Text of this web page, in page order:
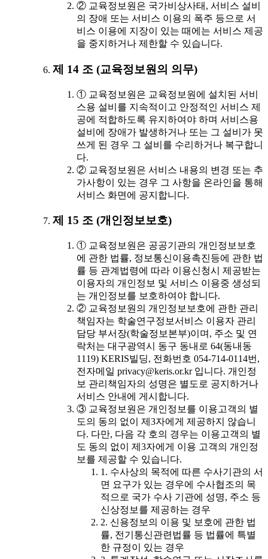
② 교육정보원은 국가비상사태, 서비스 설비
의 장애 또는 서비스 이용의 폭주 등으로 서
비스 이용에 지장이 있는 때에는 서비스 제공
을 중지하거나 제한할 수 있습니다.
제 14 조 (교육정보원의 의무)
① 교육정보원은 교육정보원에 설치된 서비
스용 설비를 지속적이고 안정적인 서비스 제
공에 적합하도록 유지하여야 하며 서비스용
설비에 장애가 발생하거나 또는 그 설비가 못
쓰게 된 경우 그 설비를 수리하거나 복구합니
다.
② 교육정보원은 서비스 내용의 변경 또는 추
가사항이 있는 경우 그 사항을 온라인을 통해
서비스 화면에 공지합니다.
제 15 조 (개인정보보호)
① 교육정보원은 공공기관의 개인정보보호
에 관한 법률, 정보통신이용촉진등에 관한 법
률 등 관계법령에 따라 이용신청시 제공받는
이용자의 개인정보 및 서비스 이용중 생성되
는 개인정보를 보호하여야 합니다.
② 교육정보원의 개인정보보호에 관한 관리
책임자는 학술연구정보서비스 이용자 관리
담당 부서장(학술정보본부)이며, 주소 및 연
락처는 대구광역시 동구 동내로 64(동내동
1119) KERIS빌딩, 전화번호 054-714-0114번,
전자메일 privacy@keris.or.kr 입니다. 개인정
보 관리책임자의 성명은 별도로 공지하거나
서비스 안내에 게시합니다.
③ 교육정보원은 개인정보를 이용고객의 별
도의 동의 없이 제3자에게 제공하지 않습니
다. 다만, 다음 각 호의 경우는 이용고객의 별
도 동의 없이 제3자에게 이용 고객의 개인정
보를 제공할 수 있습니다.
1. 수사상의 목적에 따른 수사기관의 서
면 요구가 있는 경우에 수사협조의 목
적으로 국가 수사 기관에 성명, 주소 등
신상정보를 제공하는 경우
2. 신용정보의 이용 및 보호에 관한 법
률, 전기통신관련법률 등 법률에 특별
한 규정이 있는 경우